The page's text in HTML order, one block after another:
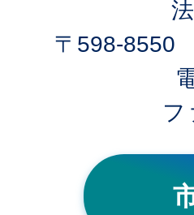
〒598-8550
フ